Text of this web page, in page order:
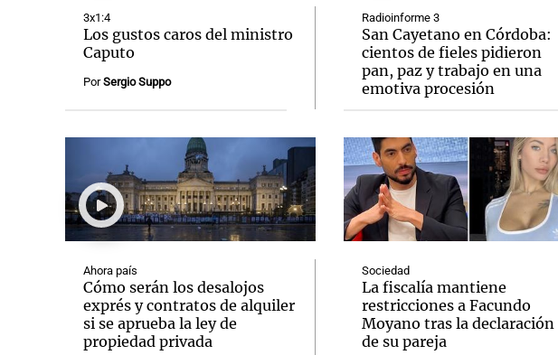
3x1:4
Los gustos caros del ministro
Caputo
PorSergio Suppo
Ahora país
Cómo serán los desalojos
exprés y contratos de alquiler
si se aprueba la ley de
propiedad privada
Radioinforme 3
San Cayetano en Córdoba:
cientos de fieles pidieron
pan, paz y trabajo en una
emotiva procesión
Sociedad
La fiscalía mantiene
restricciones a Facundo
Moyano tras la declaración
de su pareja
Notas